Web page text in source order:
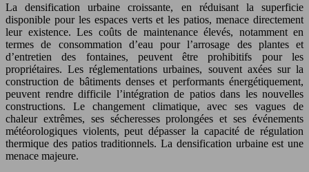
La densification urbaine croissante, en réduisant la superficie
disponible pour les espaces verts et les patios, menace directement
leur existence. Les coûts de maintenance élevés, notamment en
termes de consommation d’eau pour l’arrosage des plantes et
d’entretien des fontaines, peuvent être prohibitifs pour les
propriétaires. Les réglementations urbaines, souvent axées sur la
construction de bâtiments denses et performants énergétiquement,
peuvent rendre difficile l’intégration de patios dans les nouvelles
constructions. Le changement climatique, avec ses vagues de
chaleur extrêmes, ses sécheresses prolongées et ses événements
météorologiques violents, peut dépasser la capacité de régulation
thermique des patios traditionnels. La densification urbaine est une
menace majeure.